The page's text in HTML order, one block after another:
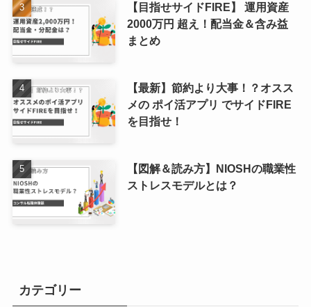
【目指せサイドFIRE】 運用資産
2000万円 超え！配当金＆含み益
まとめ
【最新】節約より大事！？オスス
メの ポイ活アプリ でサイドFIRE
を目指せ！
【図解＆読み方】NIOSHの職業性
ストレスモデルとは？
カテゴリー